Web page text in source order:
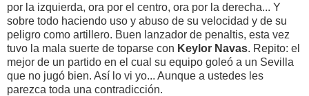
por la izquierda, ora por el centro, ora por la derecha... Y
sobre todo haciendo uso y abuso de su velocidad y de su
peligro como artillero. Buen lanzador de penaltis, esta vez
tuvo la mala suerte de toparse con Keylor Navas. Repito: el
mejor de un partido en el cual su equipo goleó a un Sevilla
que no jugó bien. Así lo vi yo... Aunque a ustedes les
parezca toda una contradicción.